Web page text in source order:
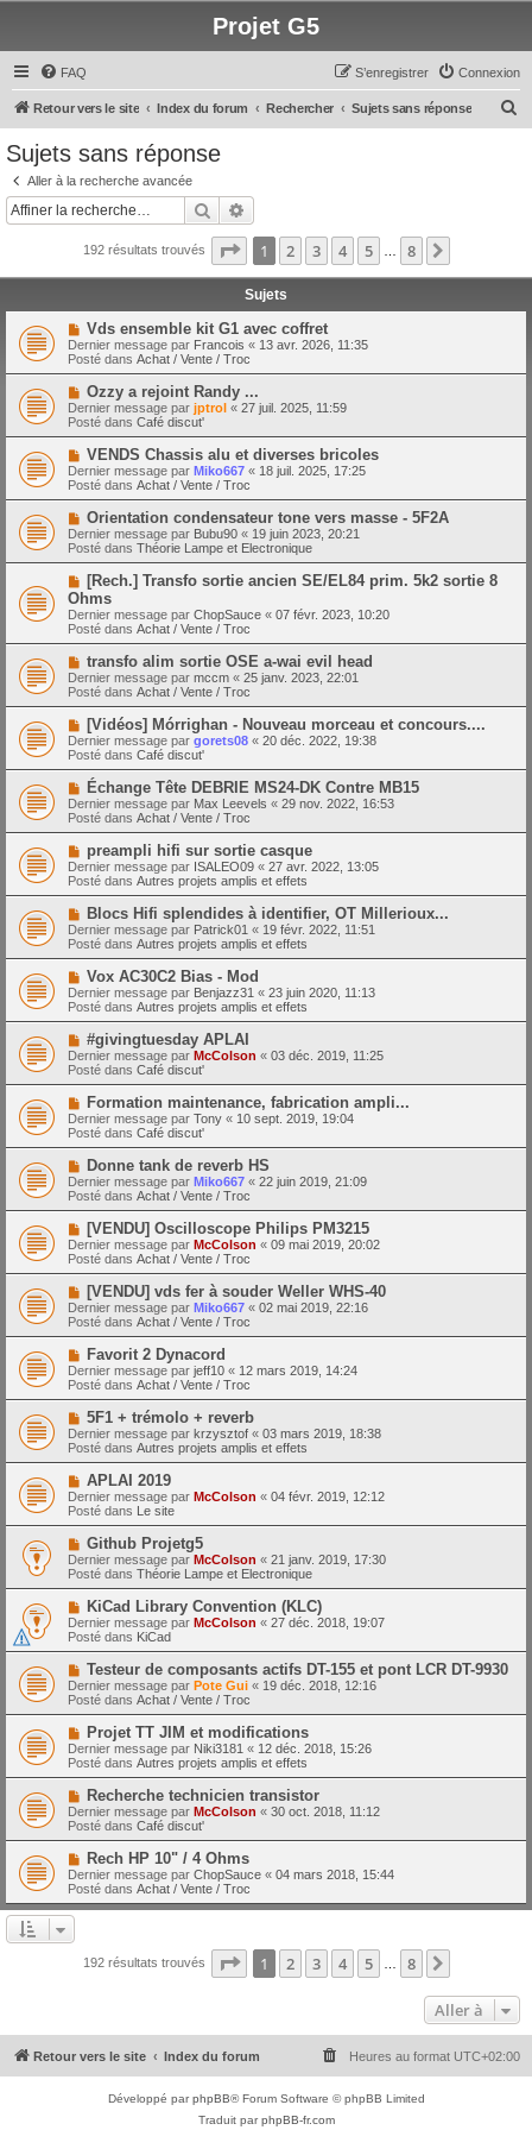
Projet G5
FAQ Connexion
S’enregistrer
Retour vers le site Index du forum Rechercher Sujets sans réponse
c
Sujets sans réponse
Aller à la recherche avancée
Rechercher
192 résultats trouvés Page 1sur8
1 2 3 4 5 8
Sujets
N
o
u
v
a
u
m
e
s
s
a
g
e
Vds ensemble kit G1 avec coffret
Dernier message par Francois « 13 avr. 2026, 11:35
Posté dans Achat / Vente / Troc
N
o
u
v
e
u
m
e
s
s
a
g
e
Ozzy a rejoint Randy ...
Dernier message par jptrol « 27 juil. 2025, 11:59
Posté dans Café discut'
N
o
u
v
a
u
m
e
s
a
g
e
VENDS Chassis alu et diverses bricoles
Dernier message par Miko667 « 18 juil. 2025, 17:25
Posté dans Achat / Vente / Troc
N
o
u
v
e
u
m
e
s
s
a
g
e
Orientation condensateur tone vers masse - 5F2A
Dernier message par Bubu90 « 19 juin 2023, 20:21
Posté dans Théorie Lampe et Electronique
N
o
u
v
e
a
u
m
e
s
s
a
g
e
[Rech.] Transfo sortie ancien SE/EL84 prim. 5k2 sortie 8
Ohms
Dernier message par ChopSauce « 07 févr. 2023, 10:20
Posté dans Achat / Vente / Troc
N
o
u
v
e
u
m
e
s
a
g
transfo alim sortie OSE a-wai evil head
Dernier message par mccm « 25 janv. 2023, 22:01
Posté dans Achat / Vente / Troc
N
o
u
v
e
a
u
m
e
s
s
a
g
e
[Vidéos] Mórrighan - Nouveau morceau et concours....
Dernier message par gorets08 « 20 déc. 2022, 19:38
Posté dans Café discut'
N
o
u
v
u
m
e
s
a
g
e
Échange Tête DEBRIE MS24-DK Contre MB15
Dernier message par Max Leevels « 29 nov. 2022, 16:53
Posté dans Achat / Vente / Troc
N
o
u
v
e
a
u
m
e
s
s
a
g
preampli hifi sur sortie casque
Dernier message par ISALEO09 « 27 avr. 2022, 13:05
Posté dans Autres projets amplis et effets
N
o
u
v
e
u
m
e
s
s
a
g
e
Blocs Hifi splendides à identifier, OT Millerioux...
Dernier message par Patrick01 « 19 févr. 2022, 11:51
Posté dans Autres projets amplis et effets
N
o
u
v
a
u
m
e
s
a
g
e
Vox AC30C2 Bias - Mod
Dernier message par Benjazz31 « 23 juin 2020, 11:13
Posté dans Autres projets amplis et effets
N
o
u
v
e
a
u
m
e
s
a
g
e
#givingtuesday APLAI
Dernier message par McColson « 03 déc. 2019, 11:25
Posté dans Café discut'
N
o
u
v
e
a
u
m
e
s
a
g
e
Formation maintenance, fabrication ampli...
Dernier message par Tony « 10 sept. 2019, 19:04
Posté dans Café discut'
N
o
u
v
e
u
m
e
s
a
g
e
Donne tank de reverb HS
Dernier message par Miko667 « 22 juin 2019, 21:09
Posté dans Achat / Vente / Troc
N
o
u
v
e
u
m
e
s
a
g
e
[VENDU] Oscilloscope Philips PM3215
Dernier message par McColson « 09 mai 2019, 20:02
Posté dans Achat / Vente / Troc
N
o
u
v
e
a
u
m
e
s
s
a
g
[VENDU] vds fer à souder Weller WHS-40
Dernier message par Miko667 « 02 mai 2019, 22:16
Posté dans Achat / Vente / Troc
N
o
u
v
e
a
u
m
e
s
s
a
g
e
Favorit 2 Dynacord
Dernier message par jeff10 « 12 mars 2019, 14:24
Posté dans Achat / Vente / Troc
N
o
u
v
a
u
m
e
s
s
a
g
e
5F1 + trémolo + reverb
Dernier message par krzysztof « 03 mars 2019, 18:38
Posté dans Autres projets amplis et effets
N
o
u
v
a
u
m
e
s
a
g
e
APLAI 2019
Dernier message par McColson « 04 févr. 2019, 12:12
Posté dans Le site
N
o
u
v
e
a
u
m
e
s
s
a
g
e
Github Projetg5
Dernier message par McColson « 21 janv. 2019, 17:30
Posté dans Théorie Lampe et Electronique
N
o
u
v
e
u
m
e
s
a
g
e
KiCad Library Convention (KLC)
Dernier message par McColson « 27 déc. 2018, 19:07
Posté dans KiCad
N
o
u
v
e
a
u
m
e
s
a
g
e
Testeur de composants actifs DT-155 et pont LCR DT-9930
Dernier message par Pote Gui « 19 déc. 2018, 12:16
Posté dans Achat / Vente / Troc
N
o
u
v
e
a
u
m
e
s
a
g
e
Projet TT JIM et modifications
Dernier message par Niki3181 « 12 déc. 2018, 15:26
Posté dans Autres projets amplis et effets
N
o
u
v
e
a
u
m
e
g
Recherche technicien transistor
Dernier message par McColson « 30 oct. 2018, 11:12
Posté dans Café discut'
N
o
u
v
e
m
e
Rech HP 10" / 4 Ohms
Dernier message par ChopSauce « 04 mars 2018, 15:44
Posté dans Achat / Vente / Troc
192 résultats trouvés Page 1sur8
1 2 3 4 5 8
Aller à
Retour vers le site Index du forum Heures au format UTC+02:00
Développé parphpBB® Forum Software © phpBB Limited
Traduit parphpBB-fr.com